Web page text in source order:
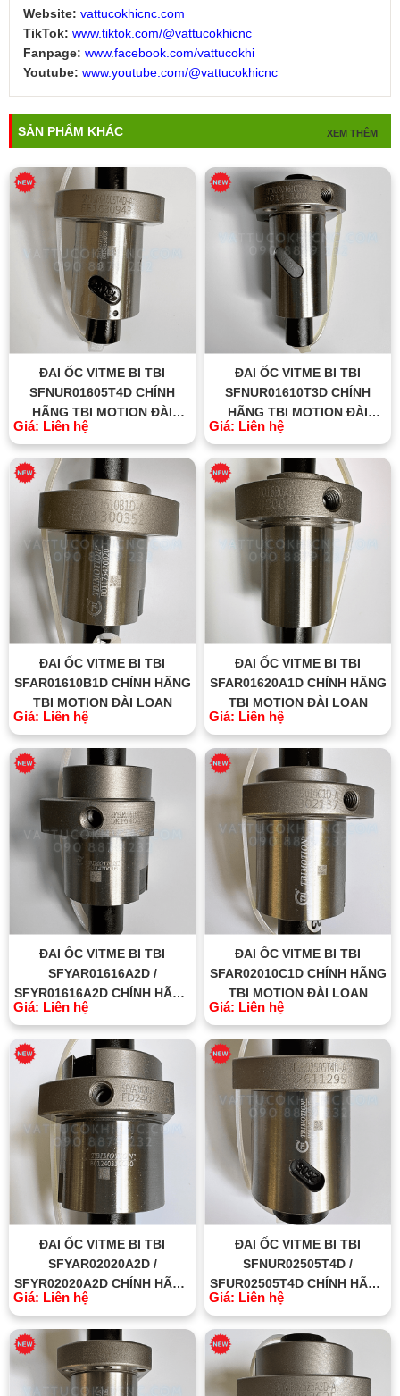
Website: vattucokhicnc.com
TikTok: www.tiktok.com/@vattucokhicnc
Fanpage: www.facebook.com/vattucokhi
Youtube: www.youtube.com/@vattucokhicnc
SẢN PHẨM KHÁC XEM THÊM
ĐAI ỐC VITME BI TBI
SFNUR01605T4D CHÍNH
HÃNG TBI MOTION ĐÀI
LOAN
Giá: Liên hệ
ĐAI ỐC VITME BI TBI
SFNUR01610T3D CHÍNH
HÃNG TBI MOTION ĐÀI
LOAN
Giá: Liên hệ
ĐAI ỐC VITME BI TBI
SFAR01610B1D CHÍNH HÃNG
TBI MOTION ĐÀI LOAN
Giá: Liên hệ
ĐAI ỐC VITME BI TBI
SFAR01620A1D CHÍNH HÃNG
TBI MOTION ĐÀI LOAN
Giá: Liên hệ
ĐAI ỐC VITME BI TBI
SFYAR01616A2D /
SFYR01616A2D CHÍNH HÃNG
TBI MOTION ĐÀI LOAN
Giá: Liên hệ
ĐAI ỐC VITME BI TBI
SFAR02010C1D CHÍNH HÃNG
TBI MOTION ĐÀI LOAN
Giá: Liên hệ
ĐAI ỐC VITME BI TBI
SFYAR02020A2D /
SFYR02020A2D CHÍNH HÃNG
TBI MOTION ĐÀI LOAN
Giá: Liên hệ
ĐAI ỐC VITME BI TBI
SFNUR02505T4D /
SFUR02505T4D CHÍNH HÃNG
TBI MOTION ĐÀI LOAN
Giá: Liên hệ